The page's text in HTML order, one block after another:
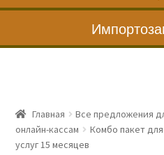
Главная Все предложения
онлайн-кассам
Комбо пакет
услуг 15 месяцев